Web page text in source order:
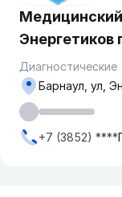
Энергетиков
Диагностические
Барнаул, ул,
+7 (3852) ****